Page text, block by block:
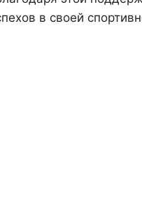
в своей